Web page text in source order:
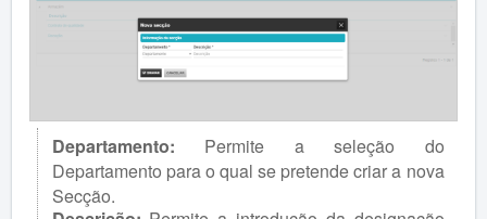
Departamento: Permite a seleção do
Departamento para o qual se pretende criar a nova
Secção.